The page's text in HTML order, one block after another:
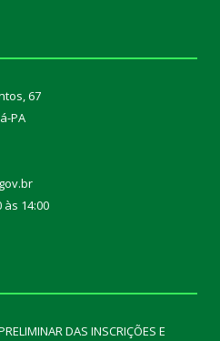
67
PA
14:00
DAS INSCRIÇÕES E